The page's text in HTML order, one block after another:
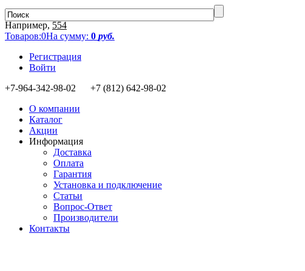
Например, 554
Товаров:0На сумму: 0 руб.
Регистрация
Войти
+7-964-342-98-02 +7 (812) 642-98-02
О компании
Каталог
Акции
Информация
Доставка
Оплата
Гарантия
Установка и подключение
Статьи
Вопрос-Ответ
Производители
Контакты